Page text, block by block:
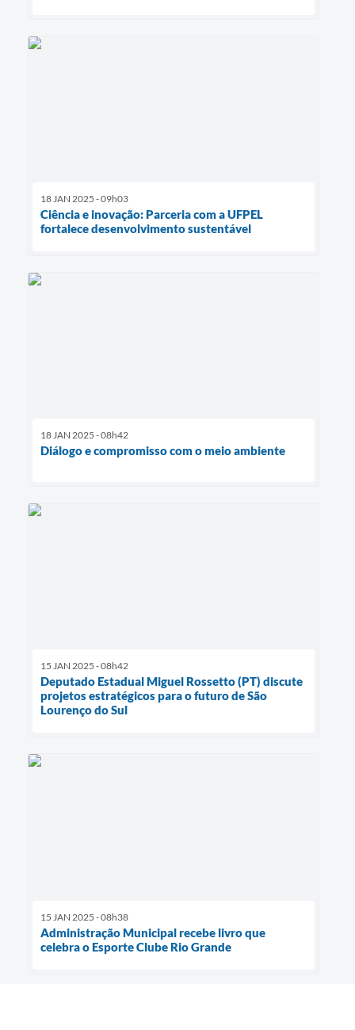
18 JAN 2025 - 09h03
Ciência e inovação: Parceria com a UFPEL
fortalece desenvolvimento sustentável
18 JAN 2025 - 08h42
Diálogo e compromisso com o meio ambiente
15 JAN 2025 - 08h42
Deputado Estadual Miguel Rossetto (PT) discute
projetos estratégicos para o futuro de São
Lourenço do Sul
15 JAN 2025 - 08h38
Administração Municipal recebe livro que
celebra o Esporte Clube Rio Grande